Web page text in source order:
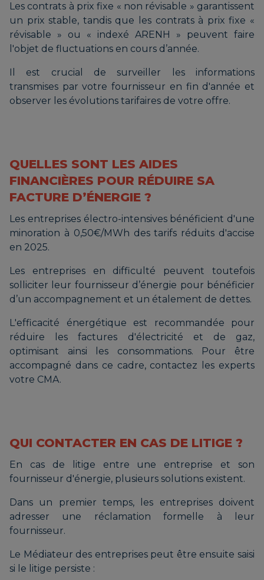
Les contrats à prix fixe « non révisable » garantissent
un prix stable, tandis que les contrats à prix fixe «
révisable » ou « indexé ARENH » peuvent faire
l'objet de fluctuations en cours d’année.
Il est crucial de surveiller les informations
transmises par votre fournisseur en fin d'année et
observer les évolutions tarifaires de votre offre.
QUELLES SONT LES AIDES
FINANCIÈRES POUR RÉDUIRE SA
FACTURE D’ÉNERGIE ?
Les entreprises électro-intensives bénéficient d'une
minoration à 0,50€/MWh des tarifs réduits d'accise
en 2025.
Les entreprises en difficulté peuvent toutefois
solliciter leur fournisseur d’énergie pour bénéficier
d’un accompagnement et un étalement de dettes.
L'efficacité énergétique est recommandée pour
réduire les factures d'électricité et de gaz,
optimisant ainsi les consommations. Pour être
accompagné dans ce cadre, contactez les experts
votre CMA.
QUI CONTACTER EN CAS DE LITIGE ?
En cas de litige entre une entreprise et son
fournisseur d'énergie, plusieurs solutions existent.
Dans un premier temps, les entreprises doivent
adresser une réclamation formelle à leur
fournisseur.
Le Médiateur des entreprises peut être ensuite saisi
si le litige persiste :